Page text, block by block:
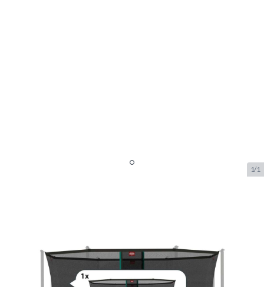
1/1
BERG.51.30.74.44 Merk:Berg Toys
€ 149.– Op voorraad